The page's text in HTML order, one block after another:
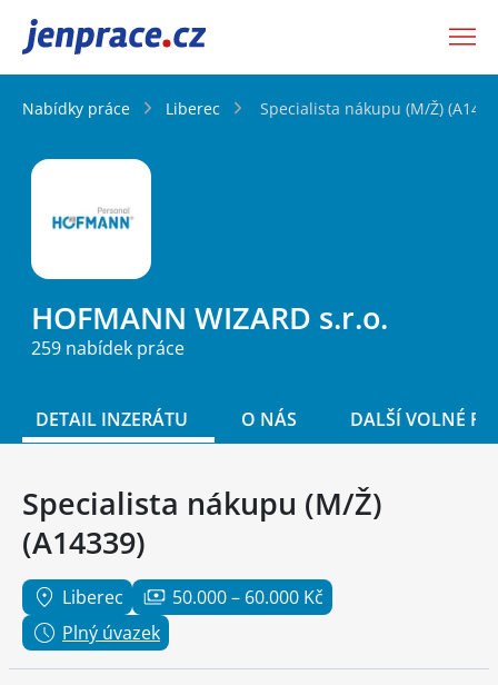
JenPráce.cz
Nabídky práce Liberec Specialista nákupu (M/Ž)
HOFMANN WIZARD s.r.o.
259 nabídek práce
DETAIL INZERÁTU O NÁS DALŠÍ VOLNÉ
Specialista nákupu (M/Ž)
(A14339)
Liberec
50.000 – 60.000 Kč
Plný úvazek